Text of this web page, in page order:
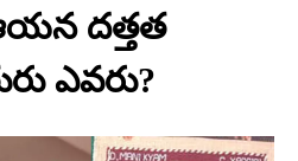
ద‌త్త‌త
ఎవ‌రు?